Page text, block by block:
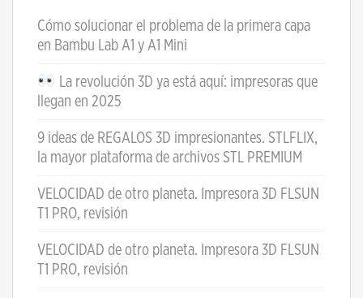
Cómo solucionar el problema de la primera capa
en Bambu Lab A1 y A1 Mini
La revolución 3D ya está aquí: impresoras que
llegan en 2025
9 ideas de REGALOS 3D impresionantes. STLFLIX,
la mayor plataforma de archivos STL PREMIUM
VELOCIDAD de otro planeta. Impresora 3D FLSUN
T1 PRO, revisión
VELOCIDAD de otro planeta. Impresora 3D FLSUN
T1 PRO, revisión